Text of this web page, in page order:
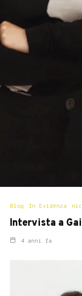
Blog In Evidenza
Intervista a
4 anni fa